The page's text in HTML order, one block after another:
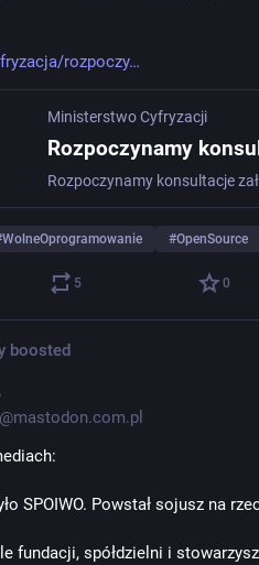
rozpoczy
Ministerstwo Cyfryzacji
WolneOprogramowanie #OpenSource
5 0
boosted
SPOIWO. Powstał sojusz na
fundacji, spółdzielni i